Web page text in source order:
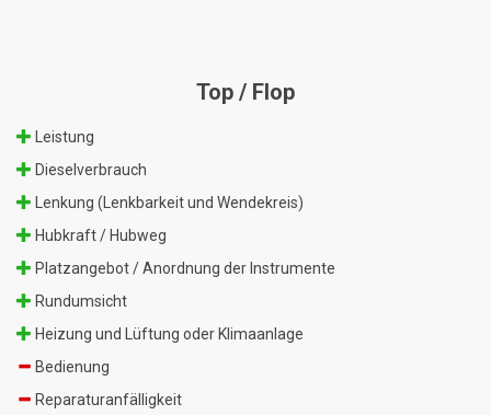
Top / Flop
Leistung
Dieselverbrauch
Lenkung (Lenkbarkeit und Wendekreis)
Hubkraft / Hubweg
Platzangebot / Anordnung der Instrumente
Rundumsicht
Heizung und Lüftung oder Klimaanlage
Bedienung
Reparaturanfälligkeit